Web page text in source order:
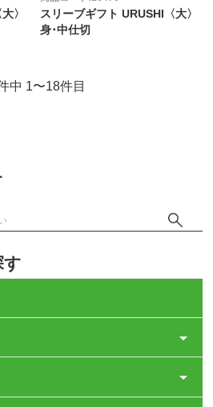
〉
スリーブギフト URUSHI〈大〉
身･中仕切
中 1〜18件目
す